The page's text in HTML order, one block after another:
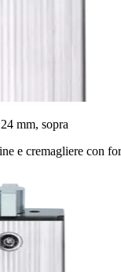
mm, sopra
e cremagliere con